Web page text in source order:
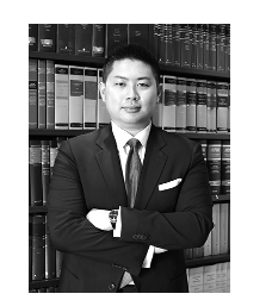
大律師
年資的大律師
年資的大律師
年資的大律師
年資的大律師
罪行
事訴訟
訴訟
事法
他公共法訴訟
僱員補償